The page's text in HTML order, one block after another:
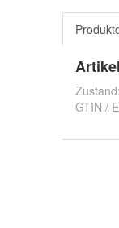
Zustand:
GTIN /